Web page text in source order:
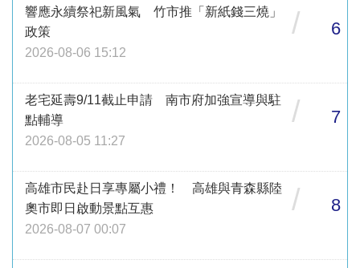
響應永續祭祀新風氣 竹市推「新紙錢三燒」
政策
2026-08-06 15:12
/ 6
老宅延壽9/11截止申請 南市府加強宣導與駐
點輔導
2026-08-05 11:27
/ 7
高雄市民赴日享專屬小禮！ 高雄與青森縣陸
奧市即日啟動景點互惠
2026-08-07 00:07
/ 8